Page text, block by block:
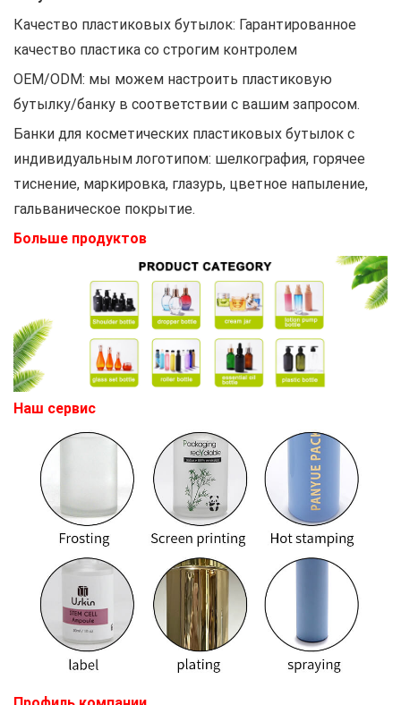
Качество пластиковых бутылок: Гарантированное
качество пластика со строгим контролем
OEM/ODM: мы можем настроить пластиковую
бутылку/банку в соответствии с вашим запросом.
Банки для косметических пластиковых бутылок с
индивидуальным логотипом: шелкография, горячее
тиснение, маркировка, глазурь, цветное напыление,
гальваническое покрытие.
Больше продуктов
Наш сервис